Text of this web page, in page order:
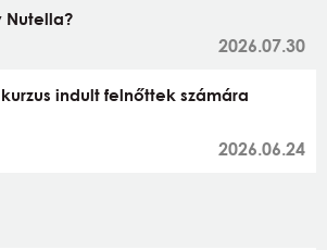
Nutella?
2026.07.30
indult felnőttek számára
2026.06.24